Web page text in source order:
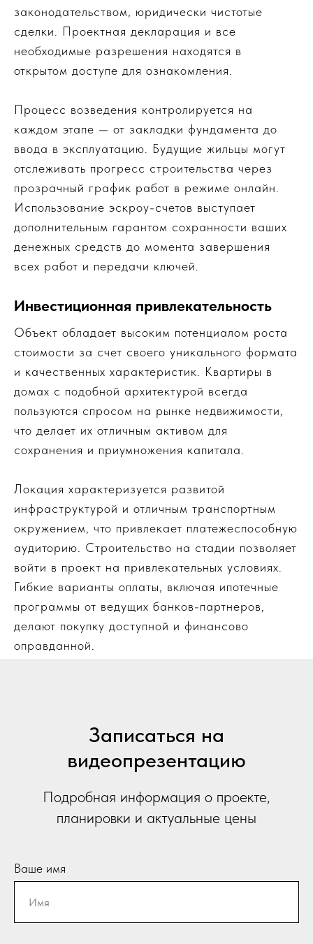
законодательством, юридически чистотые
сделки. Проектная декларация и все
необходимые разрешения находятся в
открытом доступе для ознакомления.
Процесс возведения контролируется на
каждом этапе — от закладки фундамента до
ввода в эксплуатацию. Будущие жильцы могут
отслеживать прогресс строительства через
прозрачный график работ в режиме онлайн.
Использование эскроу-счетов выступает
дополнительным гарантом сохранности ваших
денежных средств до момента завершения
всех работ и передачи ключей.
Инвестиционная привлекательность
Объект обладает высоким потенциалом роста
стоимости за счет своего уникального формата
и качественных характеристик. Квартиры в
домах с подобной архитектурой всегда
пользуются спросом на рынке недвижимости,
что делает их отличным активом для
сохранения и приумножения капитала.
Локация характеризуется развитой
инфраструктурой и отличным транспортным
окружением, что привлекает платежеспособную
аудиторию. Строительство на стадии позволяет
войти в проект на привлекательных условиях.
Гибкие варианты оплаты, включая ипотечные
программы от ведущих банков-партнеров,
делают покупку доступной и финансово
оправданной.
Записаться на
видеопрезентацию
Подробная информация о проекте,
планировки и актуальные цены
Ваше имя